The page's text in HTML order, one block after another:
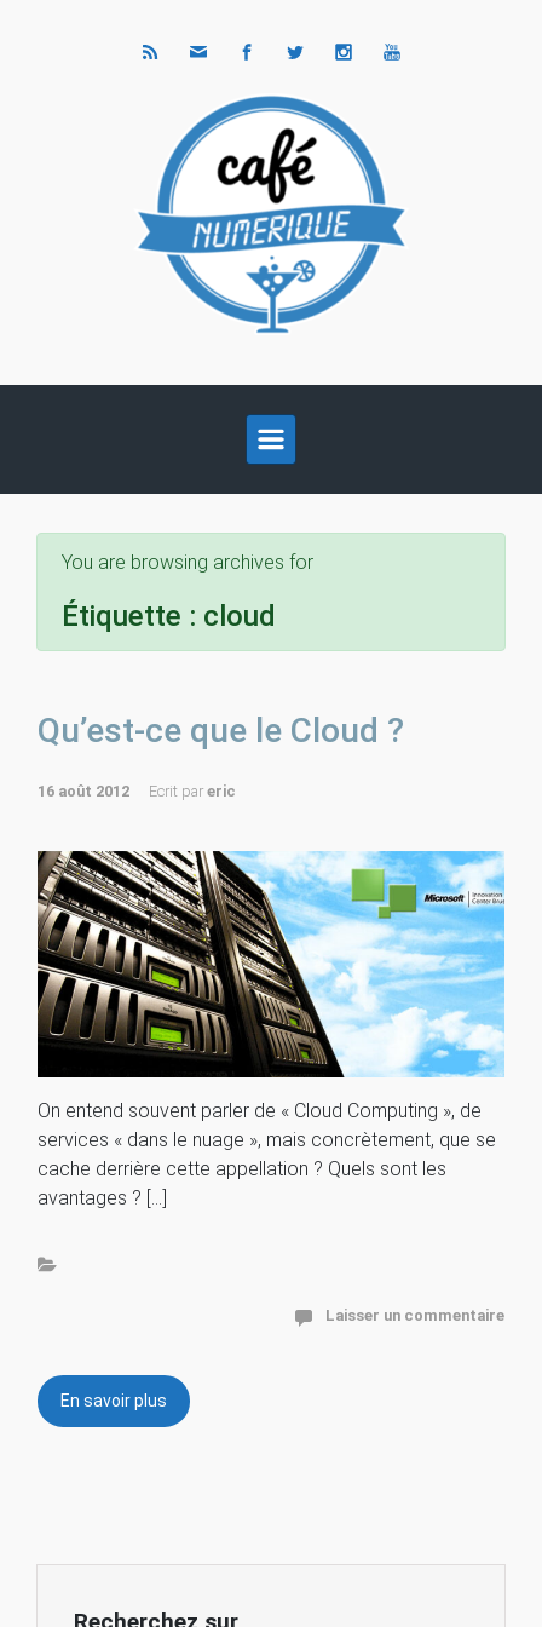
You are browsing archives for
Étiquette : cloud
Qu’est-ce que le Cloud ?
16 août 2012 Ecrit par eric
On entend souvent parler de « Cloud Computing », de
services « dans le nuage », mais concrètement, que se
cache derrière cette appellation ? Quels sont les
avantages ? […]
Laisser un commentaire
En savoir plus